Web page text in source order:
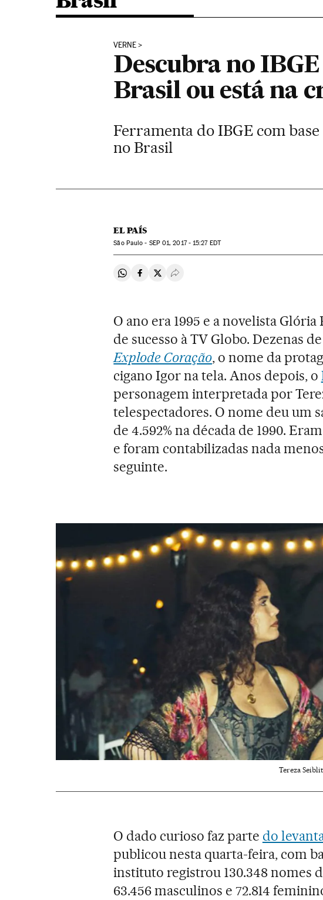
VERNE
Descubra no
Brasil ou está na
Ferramenta do IBGE com base
no Brasil
EL PAÍS
São Paulo - SEP01, 2017 - 15:27EDT
Compartir en Whatsapp
Compartir en Facebook
Compartir en Twitter
Desplegar Redes Sociales
O ano era 1995 e a novelista
de sucesso à TV Globo. Dezenas
Explode Coração, o nome da
cigano Igor na tela. Anos depois, o
personagem interpretada por
telespectadores. O nome deu um
de 4.592% na década de 1990.
e foram contabilizadas nada
seguinte.
Tereza
O dado curioso faz parte do
publicou nesta quarta-feira, com
instituto registrou 130.348 nomes
63.456 masculinos e 72.814